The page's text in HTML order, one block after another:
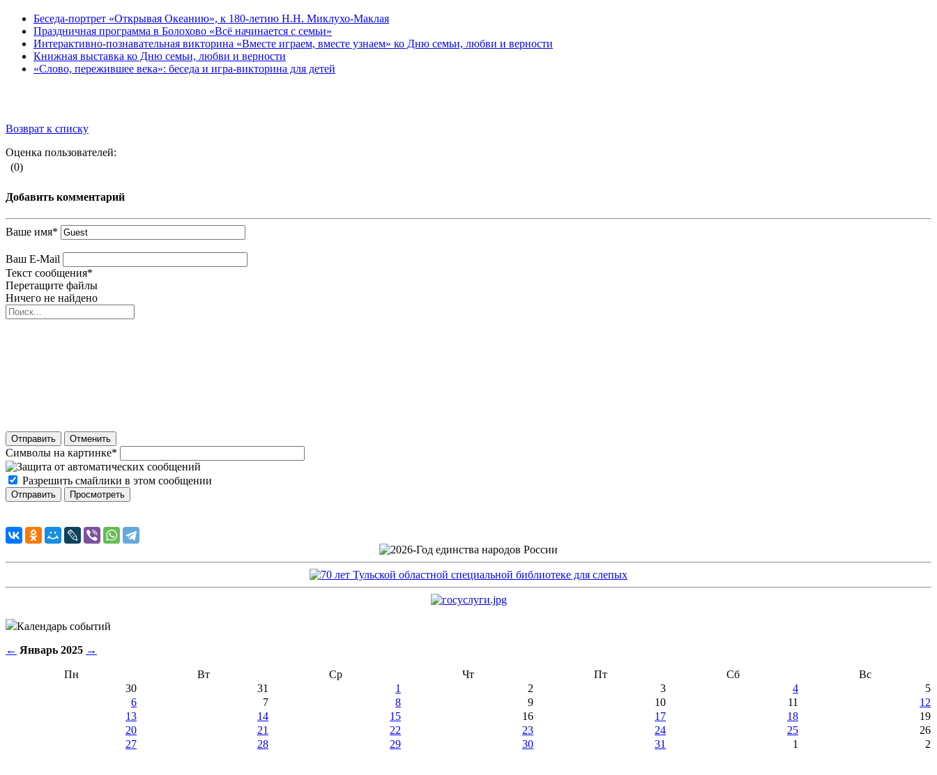
Беседа-портрет «Открывая Океанию», к 180-летию Н.Н. Миклухо-Маклая
Праздничная программа в Болохово «Всё начинается с семьи»
Интерактивно-познавательная викторина «Вместе играем, вместе узнаем» ко Дню семьи, любви и верности
Книжная выставка ко Дню семьи, любви и верности
«Слово, пережившее века»: беседа и игра-викторина для детей
Возврат к списку
Оценка пользователей:
(0)
Добавить комментарий
Ваше имя*
Ваш E-Mail
Текст сообщения*
Перетащите файлы
Ничего не найдено
Отправить Отменить
Символы на картинке*
Разрешить смайлики в этом сообщении
Календарь событий
← Январь 2025 →
Пн Вт Ср Чт Пт Сб
Вс
30
31 1 2 3 4
5
6
7 8 9 10 11
12
13
14 15 16 17 18
19
20
21 22 23 24 25
26
27
28 29 30 31 1 2